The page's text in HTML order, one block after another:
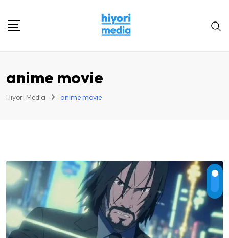
anime movie
Hiyori Media anime movie